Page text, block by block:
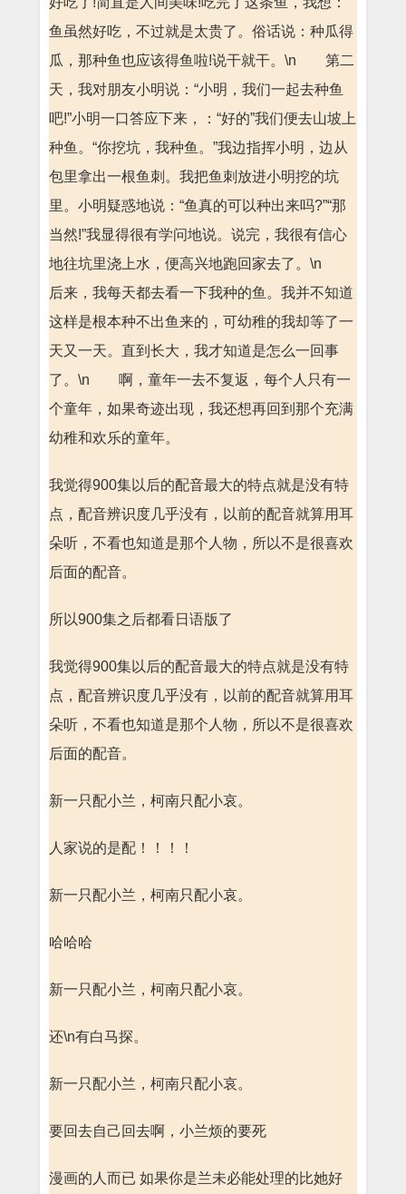
鱼虽然好吃，不过就是太贵了。俗话说：种瓜得
瓜，那种鱼也应该得鱼啦!说干就干。\n 第二
天，我对朋友小明说：“小明，我们一起去种鱼
吧!”小明一口答应下来，：“好的”我们便去山坡上
种鱼。“你挖坑，我种鱼。”我边指挥小明，边从
包里拿出一根鱼刺。我把鱼刺放进小明挖的坑
里。小明疑惑地说：“鱼真的可以种出来吗?”“那
当然!”我显得很有学问地说。说完，我很有信心
地往坑里浇上水，便高兴地跑回家去了。\n
后来，我每天都去看一下我种的鱼。我并不知道
这样是根本种不出鱼来的，可幼稚的我却等了一
天又一天。直到长大，我才知道是怎么一回事
了。\n 啊，童年一去不复返，每个人只有一
个童年，如果奇迹出现，我还想再回到那个充满
幼稚和欢乐的童年。
我觉得900集以后的配音最大的特点就是没有特
点，配音辨识度几乎没有，以前的配音就算用耳
朵听，不看也知道是那个人物，所以不是很喜欢
后面的配音。
所以900集之后都看日语版了
我觉得900集以后的配音最大的特点就是没有特
点，配音辨识度几乎没有，以前的配音就算用耳
朵听，不看也知道是那个人物，所以不是很喜欢
后面的配音。
新一只配小兰，柯南只配小哀。
人家说的是配！！！！
新一只配小兰，柯南只配小哀。
哈哈哈
新一只配小兰，柯南只配小哀。
还\n有白马探。
新一只配小兰，柯南只配小哀。
要回去自己回去啊，小兰烦的要死
漫画的人而已 如果你是兰未必能处理的比她好